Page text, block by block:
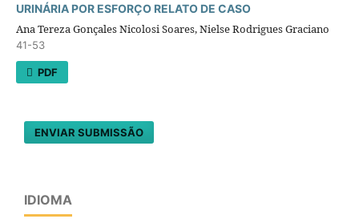
URINÁRIA POR ESFORÇO RELATO DE CASO
Ana Tereza Gonçales Nicolosi Soares, Nielse Rodrigues Graciano
41-53
PDF
ENVIAR SUBMISSÃO
IDIOMA